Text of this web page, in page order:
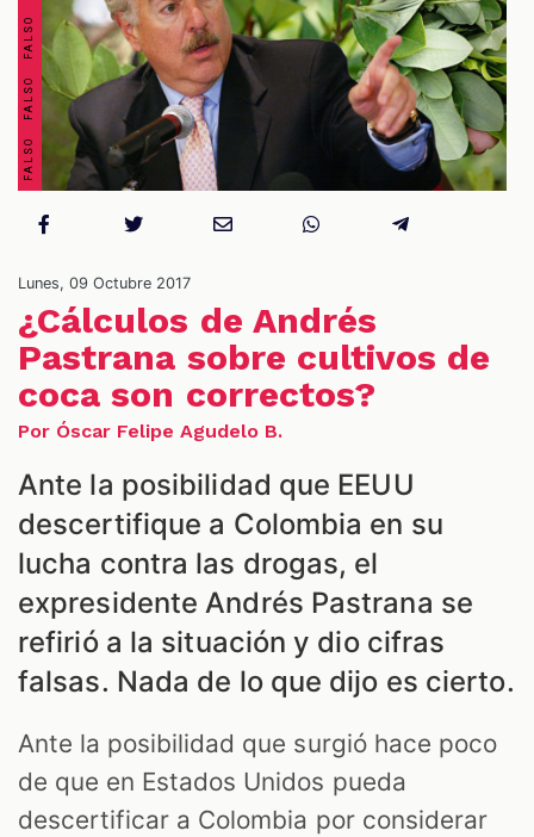
Lunes, 09 Octubre 2017
¿Cálculos de Andrés
Pastrana sobre cultivos de
coca son correctos?
Por Óscar Felipe Agudelo B.
Ante la posibilidad que EEUU
descertifique a Colombia en su
lucha contra las drogas, el
expresidente Andrés Pastrana se
refirió a la situación y dio cifras
falsas. Nada de lo que dijo es cierto.
Ante la posibilidad que surgió hace poco
de que en Estados Unidos pueda
descertificar a Colombia por considerar